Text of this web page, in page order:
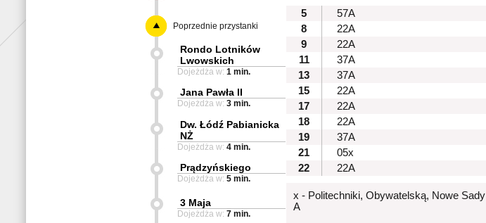
5
57A
8
22A
9
22A
11
37A
13
37A
15
22A
17
22A
18
22A
19
37A
21
05x
22
22A
x - Politechniki, Obywatelską, Nowe Sady
A
Poprzednie przystanki
Rondo Lotników
Lwowskich
Dojeżdża w: 1 min.
Jana Pawła II
Dojeżdża w: 3 min.
Dw. Łódź Pabianicka
NŻ
Dojeżdża w: 4 min.
Prądzyńskiego
Dojeżdża w: 5 min.
3 Maja
Dojeżdża w: 7 min.